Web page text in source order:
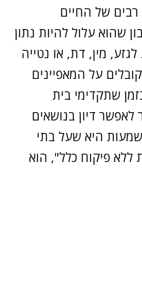
רבים של החיים
שהוא עלול להיות נתון
מין, דת, או נטייה
על המאפיינים
שתקדימי בית
דיון בנושאים
היא שעל בתי
ללא פיקוח כלל", הוא